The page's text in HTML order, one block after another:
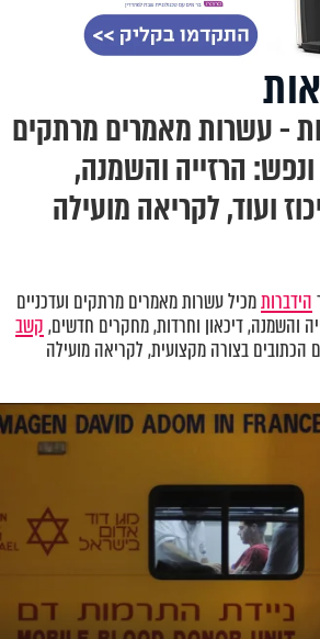
- עשרות מאמרים מרתקים
הרזייה והשמנה,
ועוד, לקריאה מועילה
הידברותמכיל עשרות מאמרים מרתקים ועדכניים
והשמנה, דיכאון וחרדות,מחקרים חדשים,קשב
הכתובים בצורה מקצועית, לקריאה מועילה